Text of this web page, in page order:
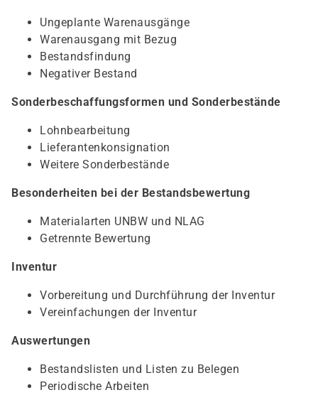
Ungeplante Warenausgänge
Warenausgang mit Bezug
Bestandsfindung
Negativer Bestand
Sonderbeschaffungsformen und Sonderbestände
Lohnbearbeitung
Lieferantenkonsignation
Weitere Sonderbestände
Besonderheiten bei der Bestandsbewertung
Materialarten UNBW und NLAG
Getrennte Bewertung
Inventur
Vorbereitung und Durchführung der Inventur
Vereinfachungen der Inventur
Auswertungen
Bestandslisten und Listen zu Belegen
Periodische Arbeiten